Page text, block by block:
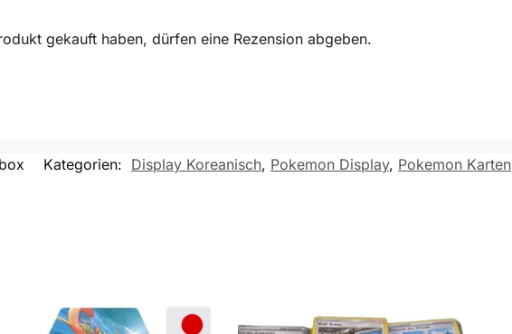
gekauft haben, dürfen eine Rezension abgeben.
Kategorien: Display Koreanisch, Pokemon Display, Pokemon Karten